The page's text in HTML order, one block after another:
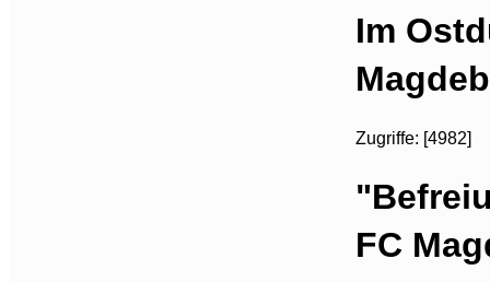
Im
Zugriffe: [4982]
FC